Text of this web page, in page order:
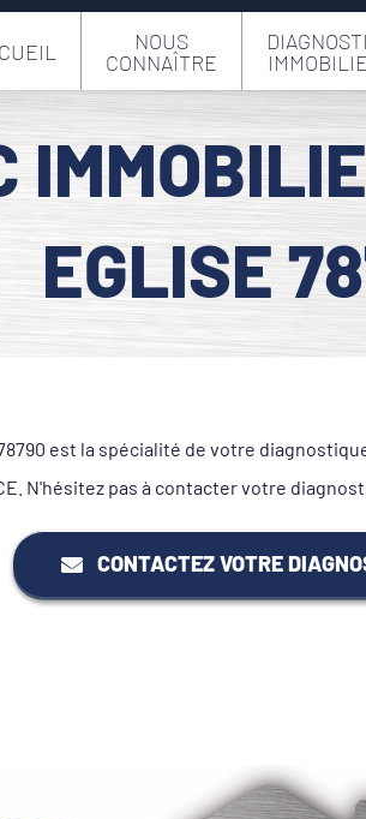
NOUS
CONNAÎTRE
EGLISE
est la spécialité de votre
N'hésitez pas à contacter votre
CONTACTEZ VOTRE